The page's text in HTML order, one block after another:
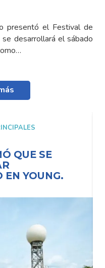
presentó el Festival de
desarrollará el sábado
QUE SE
EN YOUNG.